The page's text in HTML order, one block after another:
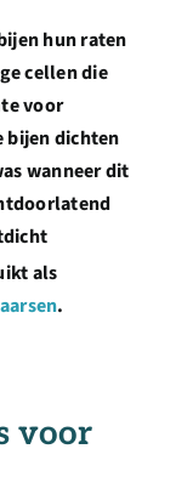
hun raten
cellen die
voor
bijen dichten
wanneer dit
als
.
voor